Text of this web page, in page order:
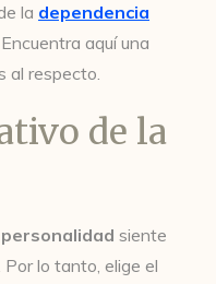
la dependencia
aquí una
al respecto.
de la
siente
lo tanto, elige el